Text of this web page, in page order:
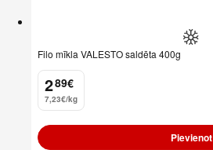
Filo mīkla VALESTO saldēta 400g
2
. 89€
7,23€/kg
Pievienot